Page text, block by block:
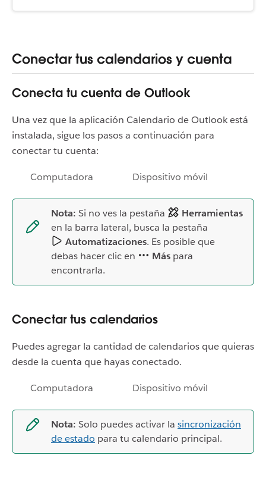
Conectar tus calendarios y cuenta
Conecta tu cuenta de Outlook
Una vez que la aplicación Calendario de Outlook está
instalada, sigue los pasos a continuación para
conectar tu cuenta:
Computadora Dispositivo móvil
Nota: Si no ves la pestaña
Herramientas
en la barra lateral, busca la pestaña
Automatizaciones. Es posible que
debas hacer clic en
Más para
encontrarla.
Conectar tus calendarios
Puedes agregar la cantidad de calendarios que quieras
desde la cuenta que hayas conectado.
Computadora Dispositivo móvil
Nota: Solo puedes activar la sincronización
de estado para tu calendario principal.